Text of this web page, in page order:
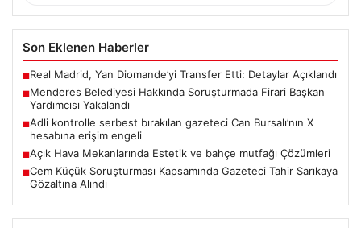
Son Eklenen Haberler
■Real Madrid, Yan Diomande’yi Transfer Etti: Detaylar Açıklandı
■Menderes Belediyesi Hakkında Soruşturmada Firari Başkan
Yardımcısı Yakalandı
■Adli kontrolle serbest bırakılan gazeteci Can Bursalı’nın X
hesabına erişim engeli
■Açık Hava Mekanlarında Estetik ve bahçe mutfağı Çözümleri
■Cem Küçük Soruşturması Kapsamında Gazeteci Tahir Sarıkaya
Gözaltına Alındı